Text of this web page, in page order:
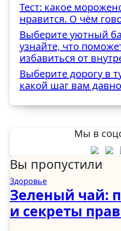
Тест: какое
нравится. О чём
Выберите уютный
узнайте, что
избавиться от
Выберите дорогу в
какой шаг вам
Мы в
Вы пропустили
Здоровье
Зеленый чай:
и секреты